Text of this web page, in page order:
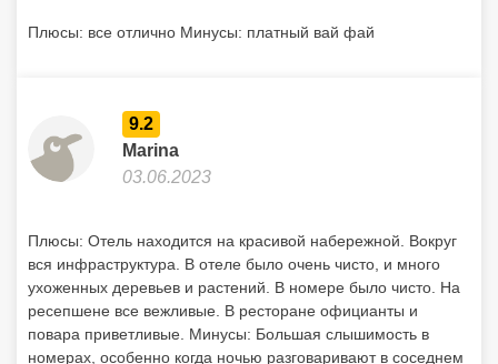
Плюсы: все отлично Минусы: платный вай фай
9.2
Marina
03.06.2023
Плюсы: Отель находится на красивой набережной. Вокруг
вся инфраструктура. В отеле было очень чисто, и много
ухоженных деревьев и растений. В номере было чисто. На
ресепшене все вежливые. В ресторане официанты и
повара приветливые. Минусы: Большая слышимость в
номерах, особенно когда ночью разговаривают в соседнем